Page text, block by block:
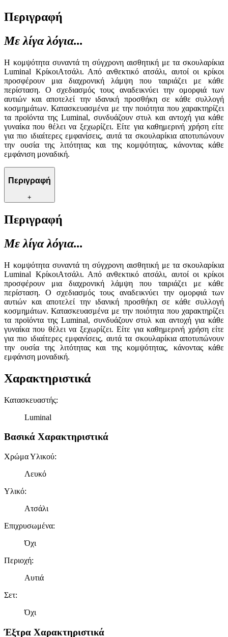
Περιγραφή
Με λίγα λόγια...
Η κομψότητα συναντά τη σύγχρονη αισθητική με τα σκουλαρίκια
Luminal ΚρίκοιΑτσάλι. Από ανθεκτικό ατσάλι, αυτοί οι κρίκοι
προσφέρουν μια διαχρονική λάμψη που ταιριάζει με κάθε
περίσταση. Ο σχεδιασμός τους αναδεικνύει την ομορφιά των
αυτιών και αποτελεί την ιδανική προσθήκη σε κάθε συλλογή
κοσμημάτων. Κατασκευασμένα με την ποιότητα που χαρακτηρίζει
τα προϊόντα της Luminal, συνδυάζουν στυλ και αντοχή για κάθε
γυναίκα που θέλει να ξεχωρίζει. Είτε για καθημερινή χρήση είτε
για πιο ιδιαίτερες εμφανίσεις, αυτά τα σκουλαρίκια αποτυπώνουν
την ουσία της λιτότητας και της κομψότητας, κάνοντας κάθε
εμφάνιση μοναδική.
Περιγραφή
+
Περιγραφή
Με λίγα λόγια...
Η κομψότητα συναντά τη σύγχρονη αισθητική με τα σκουλαρίκια
Luminal ΚρίκοιΑτσάλι. Από ανθεκτικό ατσάλι, αυτοί οι κρίκοι
προσφέρουν μια διαχρονική λάμψη που ταιριάζει με κάθε
περίσταση. Ο σχεδιασμός τους αναδεικνύει την ομορφιά των
αυτιών και αποτελεί την ιδανική προσθήκη σε κάθε συλλογή
κοσμημάτων. Κατασκευασμένα με την ποιότητα που χαρακτηρίζει
τα προϊόντα της Luminal, συνδυάζουν στυλ και αντοχή για κάθε
γυναίκα που θέλει να ξεχωρίζει. Είτε για καθημερινή χρήση είτε
για πιο ιδιαίτερες εμφανίσεις, αυτά τα σκουλαρίκια αποτυπώνουν
την ουσία της λιτότητας και της κομψότητας, κάνοντας κάθε
εμφάνιση μοναδική.
Χαρακτηριστικά
Κατασκευαστής:
Luminal
Βασικά Χαρακτηριστικά
Χρώμα Υλικού:
Λευκό
Υλικό:
Ατσάλι
Επιχρυσωμένα:
Όχι
Περιοχή:
Αυτιά
Σετ:
Όχι
Έξτρα Χαρακτηριστικά